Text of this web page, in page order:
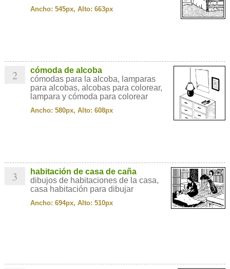
Ancho: 545px, Alto: 663px
2
cómoda de alcoba
cómodas para la alcoba, lamparas
para alcobas, alcobas para colorear,
lampara y cómoda para colorear
Ancho: 580px, Alto: 608px
3
habitación de casa de caña
dibujos de habitaciones de la casa,
casa habitación para dibujar
Ancho: 694px, Alto: 510px